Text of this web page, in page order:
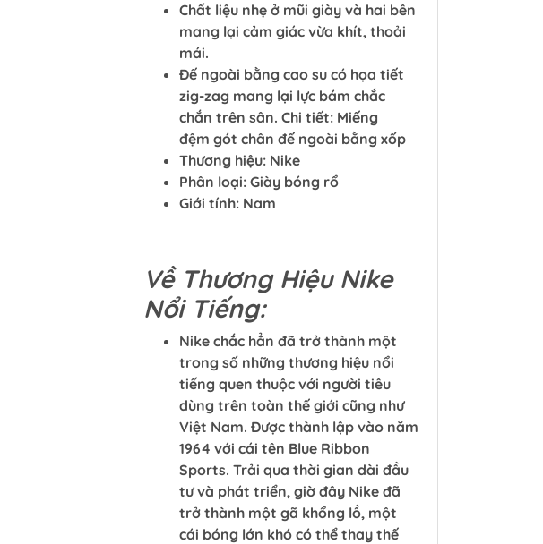
Chất liệu nhẹ ở mũi giày và hai bên
mang lại cảm giác vừa khít, thoải
mái.
Đế ngoài bằng cao su có họa tiết
zig-zag mang lại lực bám chắc
chắn trên sân. Chi tiết: Miếng
đệm gót chân đế ngoài bằng xốp
Thương hiệu: Nike
Phân loại: Giày bóng rổ
Giới tính: Nam
Về Thương Hiệu Nike
Nổi Tiếng:
Nike chắc hẳn đã trở thành một
trong số những thương hiệu nổi
tiếng quen thuộc với người tiêu
dùng trên toàn thế giới cũng như
Việt Nam. Được thành lập vào năm
1964 với cái tên Blue Ribbon
Sports. Trải qua thời gian dài đầu
tư và phát triển, giờ đây Nike đã
trở thành một gã khổng lồ, một
cái bóng lớn khó có thể thay thế